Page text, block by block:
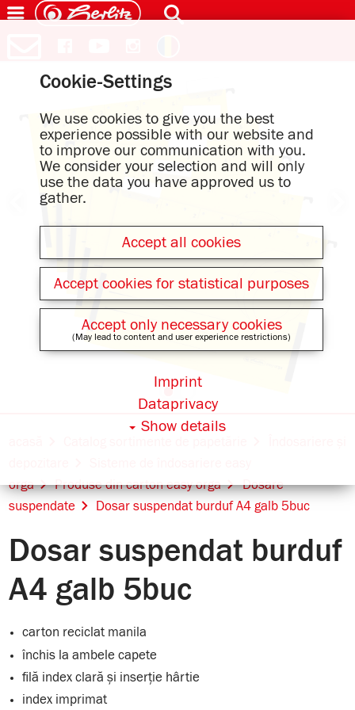
orga
Produse din carton easy orga
Dosare
suspendate
Dosar suspendat burduf A4 galb 5buc
Dosar suspendat burduf
A4 galb 5buc
carton reciclat manila
închis la ambele capete
filă index clară și inserție hârtie
index imprimat
Cookie-Settings
We use cookies to give you the best
experience possible with our website and
to improve our communication with you.
We consider your selection and will only
use the data you have approved us to
gather.
Accept all cookies
Accept cookies for statistical purposes
Accept only necessary cookies
(May lead to content and user experience restrictions)
Show details
Dataprivacy
Imprint